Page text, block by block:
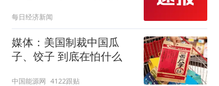
｜新能源早参
每日经济新闻
媒体：美国制裁中国瓜
子、饺子 到底在怕什么
中国能源网 4122跟贴